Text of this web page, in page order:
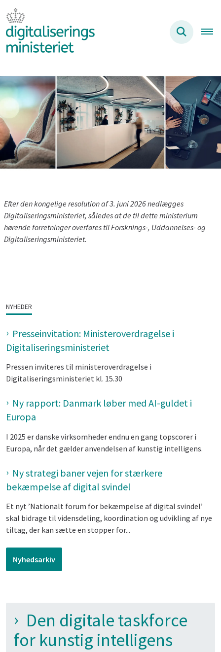
Efter den kongelige resolution af 3. juni 2026 nedlægges
Digitaliseringsministeriet, således at de til dette ministerium
hørende forretninger overføres til Forsknings-, Uddannelses- og
Digitaliseringsministeriet.
NYHEDER
Presseinvitation: Ministeroverdragelse i
Digitaliseringsministeriet
Pressen inviteres til ministeroverdragelse i
Digitaliseringsministeriet kl. 15.30
Ny rapport: Danmark løber med AI-guldet i
Europa
I 2025 er danske virksomheder endnu en gang topscorer i
Europa, når det gælder anvendelsen af kunstig intelligens.
Ny strategi baner vejen for stærkere
bekæmpelse af digital svindel
Et nyt ’Nationalt forum for bekæmpelse af digital svindel’
skal bidrage til vidensdeling, koordination og udvikling af nye
tiltag, der kan sætte en stopper for...
Nyhedsarkiv
Den digitale taskforce
for kunstig intelligens